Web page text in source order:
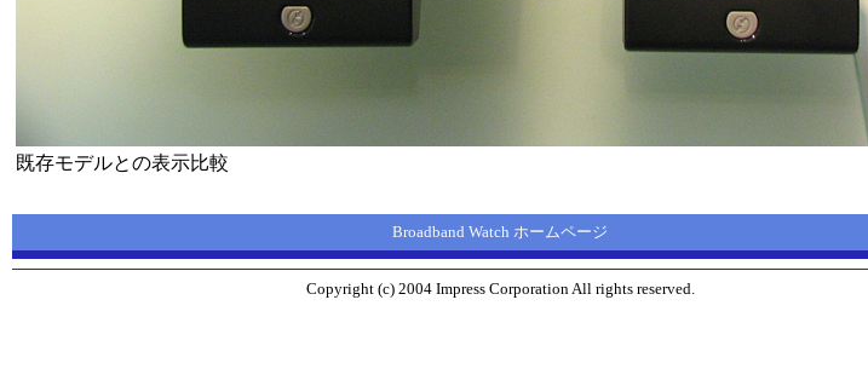
既存モデルとの表示比較
Broadband Watch ホームページ
Copyright (c) 2004 Impress Corporation All rights reserved.